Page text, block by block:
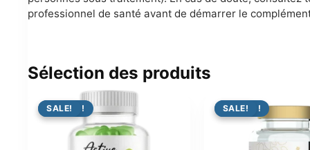
professionnel de santé avant de démarrer le
Sélection des produits
PROMO !
SALE! PROMO !
SALE!